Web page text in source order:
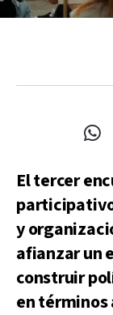
El tercer
y
afianzar un
construir
en